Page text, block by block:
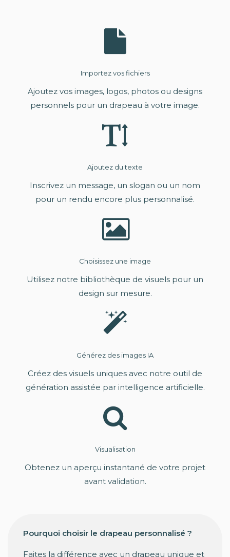
Importez vos fichiers
Ajoutez vos images, logos, photos ou designs
personnels pour un drapeau à votre image.
Ajoutez du texte
Inscrivez un message, un slogan ou un nom
pour un rendu encore plus personnalisé.
Choisissez une image
Utilisez notre bibliothèque de visuels pour un
design sur mesure.
Générez des images IA
Créez des visuels uniques avec notre outil de
génération assistée par intelligence artificielle.
Visualisation
Obtenez un aperçu instantané de votre projet
avant validation.
Pourquoi choisir le drapeau personnalisé ?
Faites la différence avec un drapeau unique et